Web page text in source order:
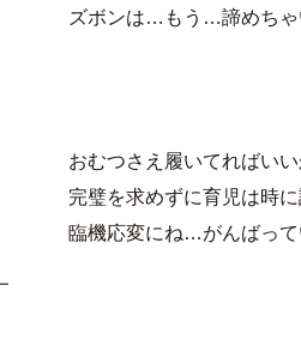
ズボンは…もう…諦めちゃ
おむつさえ履いてればい
完璧を求めずに育児は時
臨機応変にね…がんばっ